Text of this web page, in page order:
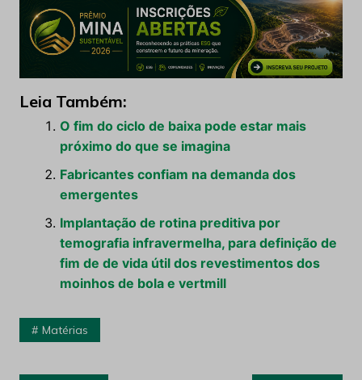
Leia Também:
O fim do ciclo de baixa pode estar mais
próximo do que se imagina
Fabricantes confiam na demanda dos
emergentes
Implantação de rotina preditiva por
temografia infravermelha, para definição de
fim de de vida útil dos revestimentos dos
moinhos de bola e vertmill
Matérias